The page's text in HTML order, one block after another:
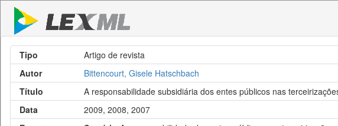
Tipo
Artigo de revista
Autor
Bittencourt, Gisele Hatschbach
Título
A responsabilidade subsidiária dos entes públicos nas
Data
2009, 2008, 2007